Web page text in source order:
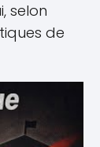
selon
de